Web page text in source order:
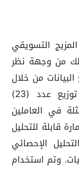
التسويقي
من وجهة نظر
من خلال
اسـتبانة تم تصميمها لهذا الغرض، وتم توزيع عدد (23)
في العاملين
وثم استرجاع (19) استمارة قابلة للتحليل
الإحصائي
وتم استخدام